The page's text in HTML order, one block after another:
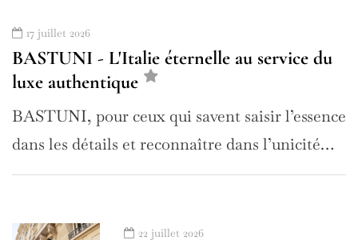
17 juillet 2026
BASTUNI - L'Italie éternelle au service du
luxe authentique
BASTUNI, pour ceux qui savent saisir l’essence
dans les détails et reconnaître dans l’unicité…
22 juillet 2026